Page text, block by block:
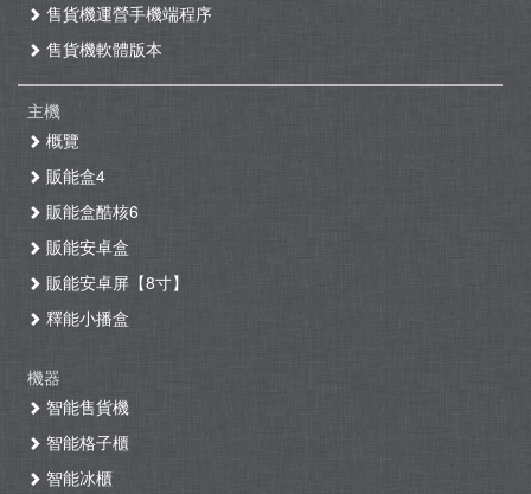
售貨機運營手機端程序
售貨機軟體版本
主機
概覽
販能盒4
販能盒酷核6
販能安卓盒
販能安卓屏【8寸】
釋能小播盒
機器
智能售貨機
智能格子櫃
智能冰櫃